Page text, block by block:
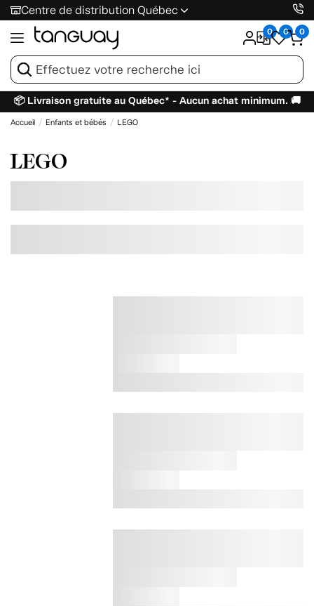
Centre de distribution Québec
0 0 0
📦 Livraison gratuite au Québec* - Aucun achat minimum. 🚚
Accueil Enfants et bébés LEGO
LEGO